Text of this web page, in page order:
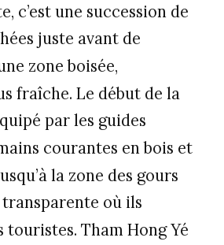
c’est une succession de
juste avant de
zone boisée,
fraîche. Le début de la
par les guides
courantes en bois et
la zone des gours
transparente où ils
touristes. Tham Hong Yé